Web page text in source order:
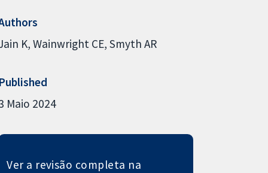
K Wainwright CE Smyth AR
Published
Maio 2024
Ver a revisão completa na